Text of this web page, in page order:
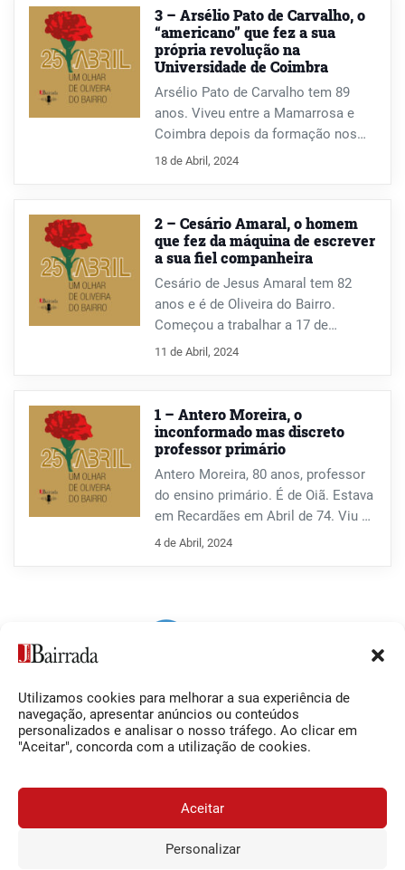
Utilizamos cookies para melhorar a sua experiência de
navegação, apresentar anúncios ou conteúdos
personalizados e analisar o nosso tráfego. Ao clicar em
"Aceitar", concorda com a utilização de cookies.
Aceitar
Personalizar
Nesta entrevista, conta como o
marido integrou, involuntariamente,
no dia 25 de Abril, a coluna militar
de Vila Franca de Xira até Lisboa; ou
como os cartazes do Norton de
Matos, que andou a colar com os
pais, lhe provocaram uma fobia que
só há pouco tempo começou a
começa com o poema da própria
Idália Sá-Chaves, “O Abel regedor”.
3 – Arsélio Pato de Carvalho, o
“americano” que fez a sua
própria revolução na
Universidade de Coimbra
Arsélio Pato de Carvalho tem 89
anos. Viveu entre a Mamarrosa e
Coimbra depois da formação nos
EUA, com a licenciatura em
até 1970, altura em que regressou a
Portugal. Viveu o 25 de Abril na
Universidade de Coimbra, onde viria
a fazer a sua própria revolução.
18 de Abril, 2024
2 – Cesário Amaral, o homem
que fez da máquina de escrever
a sua fiel companheira
Cesário de Jesus Amaral tem 82
anos e é de Oliveira do Bairro.
Começou a trabalhar a 17 de
novembro de 1953, como praticante
Cumpriu serviço militar entre 1963 e
1966, em Moçambique. Esteve na
administração do Jornal da Bairrada,
sendo o “fiel depositário” das
moradas dos assinantes.
11 de Abril, 2024
1 – Antero Moreira, o
inconformado mas discreto
professor primário
Antero Moreira, 80 anos, professor
do ensino primário. É de Oiã. Estava
em Recardães em Abril de 74. Viu a
Revolução através da vidraça de
4 de Abril, 2024
Siga-nos
Facebook
O Jornal da Bairrada
Contactos
Termos e Condições